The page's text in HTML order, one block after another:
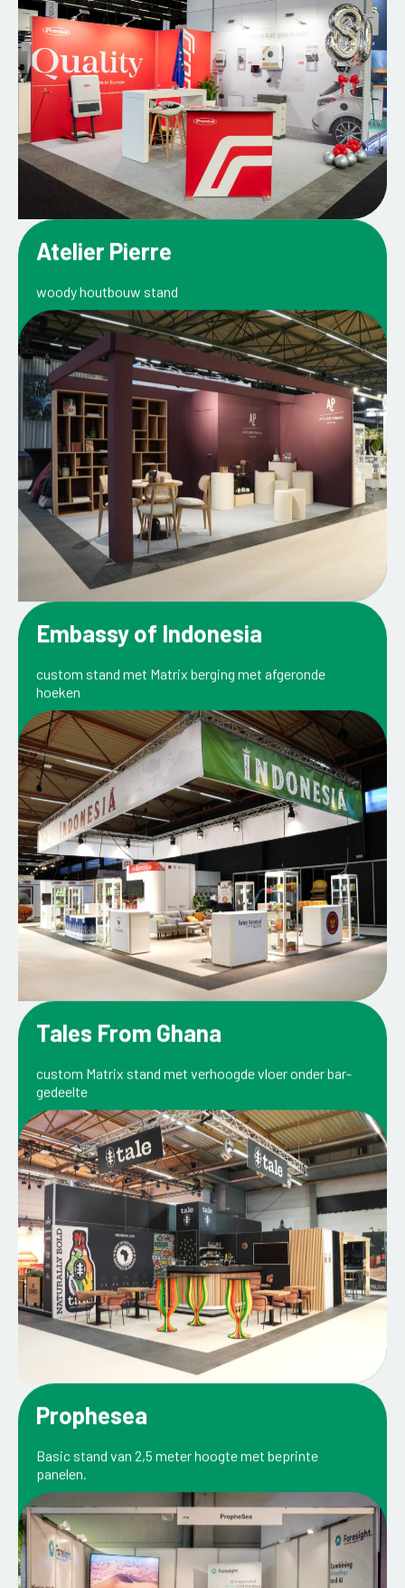
Atelier Pierre
woody houtbouw stand
Embassy of Indonesia
custom stand met Matrix berging met afgeronde
hoeken
Tales From Ghana
custom Matrix stand met verhoogde vloer onder bar-
gedeelte
Prophesea
Basic stand van 2,5 meter hoogte met beprinte
panelen.